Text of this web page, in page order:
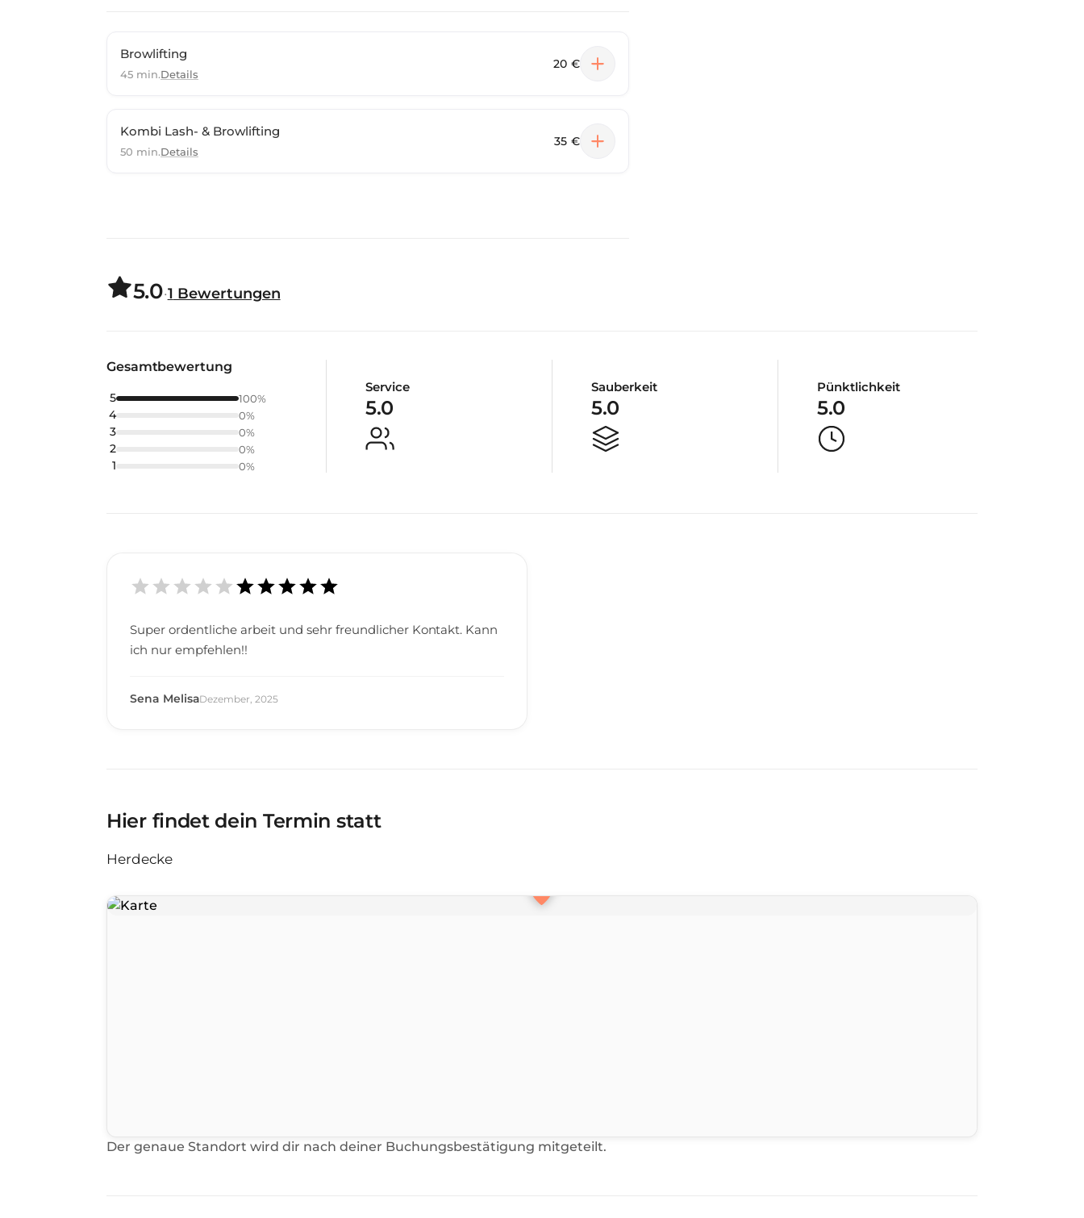
Browlifting
45 min.Details
20 €
Kombi Lash- & Browlifting
50 min.Details
35 €
5.0·1 Bewertungen
Gesamtbewertung
5 100%
4 0%
3 0%
2 0%
1 0%
Service
5.0
Sauberkeit
5.0
Pünktlichkeit
5.0
Super ordentliche arbeit und sehr freundlicher Kontakt. Kann
ich nur empfehlen!!
Sena MelisaDezember 2025
Hier findet dein Termin statt
Herdecke
Der genaue Standort wird dir nach deiner Buchungsbestätigung mitgeteilt.